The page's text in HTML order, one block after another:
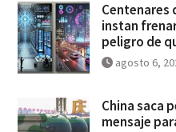
Centenares
instan
peligro de
agosto 6,
China saca
mensaje